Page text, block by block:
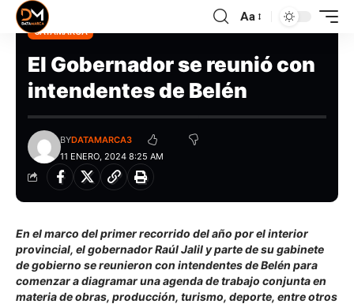
Aa
CATAMARCA
El Gobernador se reunió con
intendentes de Belén
11 ENERO, 2024 8:25 AM
BYDATAMARCA3
En el marco del primer recorrido del año por el interior
provincial, el gobernador Raúl Jalil y parte de su gabinete
de gobierno se reunieron con intendentes de Belén para
comenzar a diagramar una agenda de trabajo conjunta en
materia de obras, producción, turismo, deporte, entre otros